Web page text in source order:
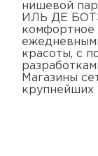
нишевой
ИЛЬ ДЕ
комфортное
красоты, с
Магазины
крупнейших